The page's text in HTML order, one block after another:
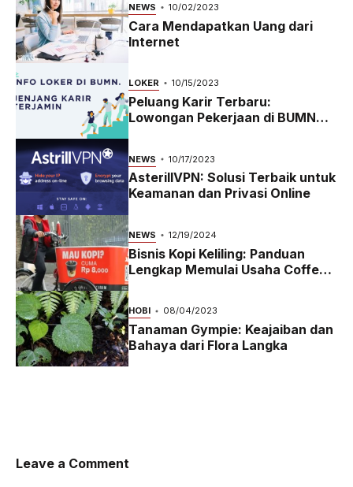
NEWS 10/02/2023
Cara Mendapatkan Uang dari
Internet
LOKER 10/15/2023
Peluang Karir Terbaru:
Lowongan Pekerjaan di BUMN
NEWS 10/17/2023
AsterillVPN: Solusi Terbaik untuk
Keamanan dan Privasi Online
NEWS 12/19/2024
Bisnis Kopi Keliling: Panduan
Lengkap Memulai Usaha Coffee
Bike yang Menguntungkan di
2024
HOBI 08/04/2023
Tanaman Gympie: Keajaiban dan
Bahaya dari Flora Langka
Leave a Comment